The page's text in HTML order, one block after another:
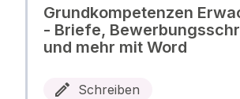
Grundkompetenzen
- Briefe,
und mehr mit Word
Schreiben